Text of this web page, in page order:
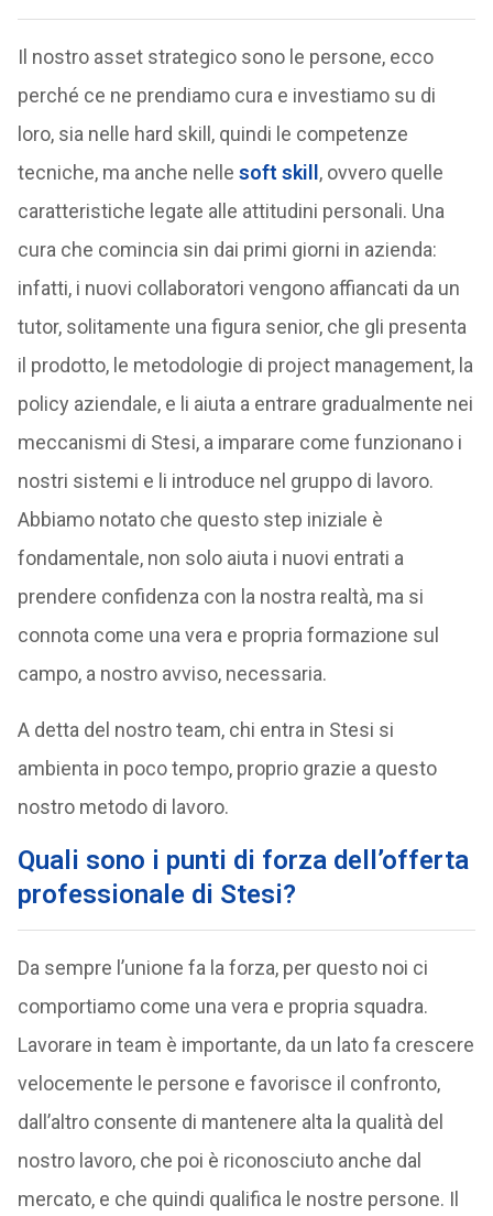
Il nostro asset strategico sono le persone, ecco
perché ce ne prendiamo cura e investiamo su di
loro, sia nelle hard skill, quindi le competenze
tecniche, ma anche nelle soft skill , ovvero quelle
caratteristiche legate alle attitudini personali. Una
cura che comincia sin dai primi giorni in azienda:
infatti, i nuovi collaboratori vengono affiancati da un
tutor, solitamente una figura senior, che gli presenta
il prodotto, le metodologie di project management, la
policy aziendale, e li aiuta a entrare gradualmente nei
meccanismi di Stesi, a imparare come funzionano i
nostri sistemi e li introduce nel gruppo di lavoro.
Abbiamo notato che questo step iniziale è
fondamentale, non solo aiuta i nuovi entrati a
prendere confidenza con la nostra realtà, ma si
connota come una vera e propria formazione sul
campo, a nostro avviso, necessaria.
A detta del nostro team, chi entra in Stesi si
ambienta in poco tempo, proprio grazie a questo
nostro metodo di lavoro.
Quali sono i punti di forza dell’offerta
professionale di Stesi?
Da sempre l’unione fa la forza, per questo noi ci
comportiamo come una vera e propria squadra.
Lavorare in team è importante, da un lato fa crescere
velocemente le persone e favorisce il confronto,
dall’altro consente di mantenere alta la qualità del
nostro lavoro, che poi è riconosciuto anche dal
mercato, e che quindi qualifica le nostre persone. Il